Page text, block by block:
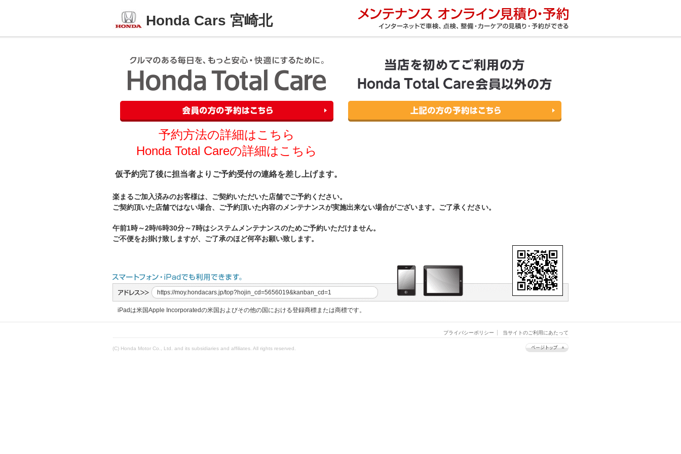
Honda Cars 宮崎北
予約方法の詳細はこちら
Honda Total Careの詳細はこちら
仮予約完了後に担当者よりご予約受付の連絡を差し上げます。
楽まるご加入済みのお客様は、ご契約いただいた店舗でご予約ください。
ご契約頂いた店舗ではない場合、ご予約頂いた内容のメンテナンスが実施出来ない場合がございます。ご了承ください。
午前1時～2時/6時30分～7時はシステムメンテナンスのためご予約いただけません。
ご不便をお掛け致しますが、ご了承のほど何卒お願い致します。
https://moy.hondacars.jp/top?hojin_cd=5656019&kanban_cd=1
iPadは米国Apple Incorporatedの米国およびその他の国における登録商標または商標です。
当サイトのご利用にあたって
プライバシーポリシー
(C) Honda Motor Co., Ltd. and its subsidiaries and affiliates. All rights reserved.